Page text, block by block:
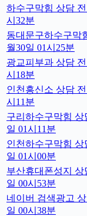
하수구막힘 상담
시32분
동대문구하수구막
월30일 01시25분
광교피부과 상담
시18분
인천흥신소 상담
시11분
구리하수구막힘 상
일 01시11분
인천하수구막힘 상
일 01시00분
부산휴대폰성지 상
일 00시53분
네이버 검색광고
일 00시38분